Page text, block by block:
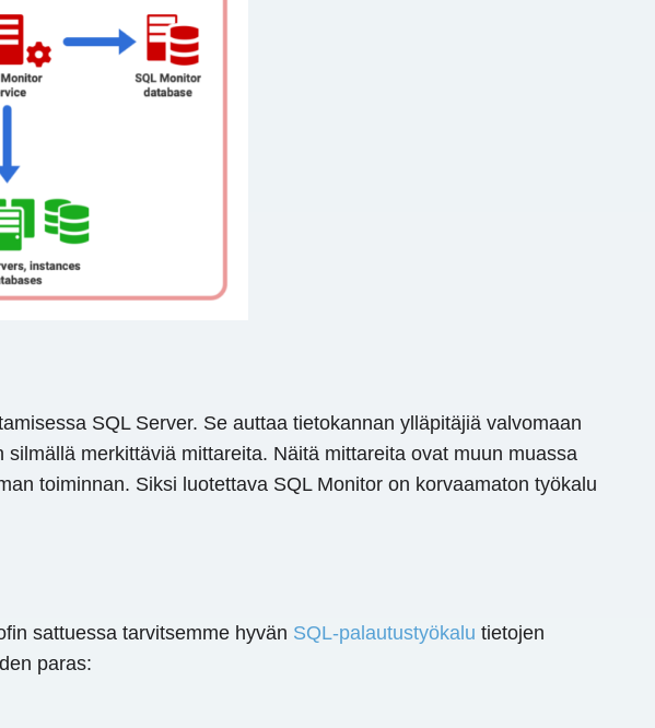
SQL Server. Se auttaa tietokannan ylläpitäjiä valvomaan
merkittäviä mittareita. Näitä mittareita ovat muun muassa
toiminnan. Siksi luotettava SQL Monitor on korvaamaton työkalu
sattuessa tarvitsemme hyvän SQL-palautustyökalu tietojen
paras: